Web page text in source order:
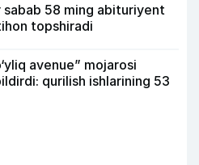
sabab 58 ming abituriyent
topshiradi
avenue” mojarosi
qurilish ishlarining 53